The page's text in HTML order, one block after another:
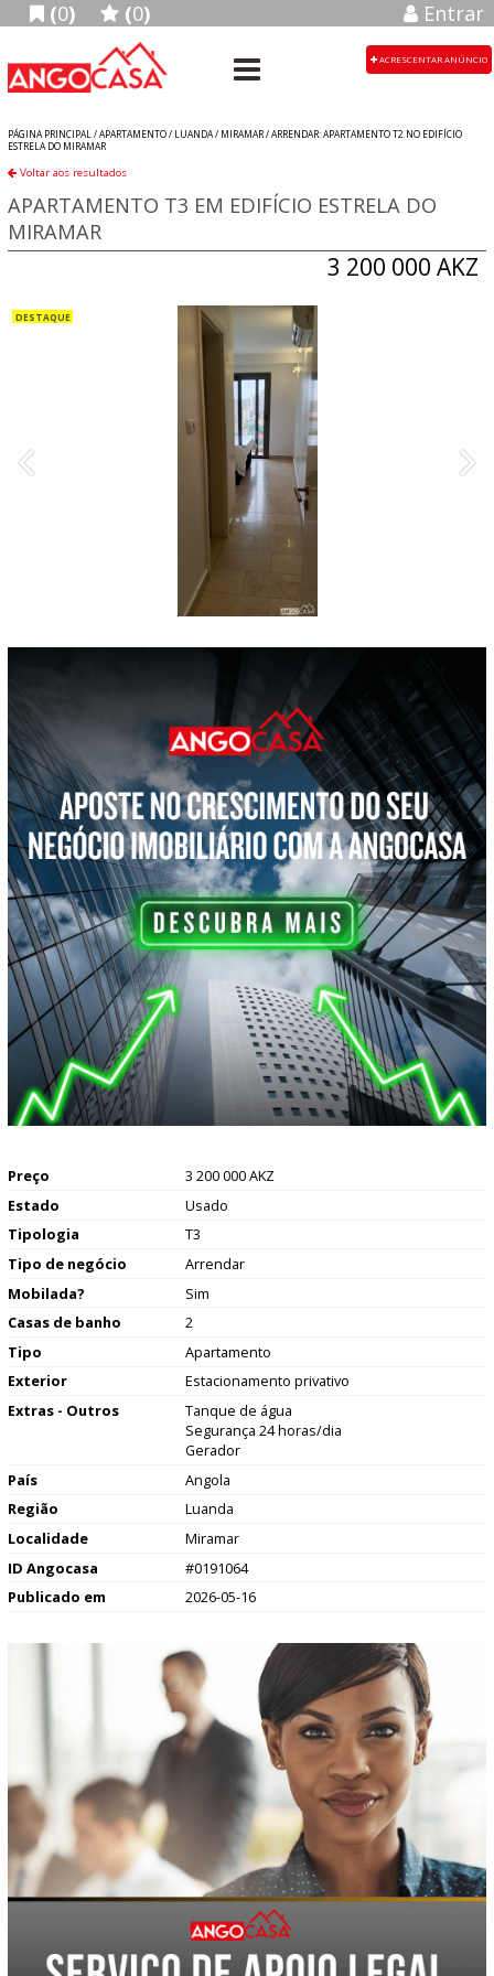
(0) (0) Entrar
ACRESCENTAR ANÚNCIO
PÁGINA PRINCIPAL /APARTAMENTO/ LUANDA/ MIRAMAR/ARRENDAR: APARTAMENTO T2 NO EDIFÍCIO
ESTRELA DO MIRAMAR
Voltar aos resultados
3 200 000 AKZ
APARTAMENTO T3 EM EDIFÍCIO ESTRELA DO
MIRAMAR
Preço
3 200 000 AKZ
Estado
Usado
Tipologia
T3
Tipo de negócio
Arrendar
Mobilada?
Sim
Casas de banho
2
Tipo
Apartamento
Exterior
Estacionamento privativo
Extras - Outros
Tanque de água
Segurança 24 horas/dia
Gerador
País
Angola
Região
Luanda
Localidade
Miramar
ID Angocasa
#0191064
Publicado em
2026-05-16